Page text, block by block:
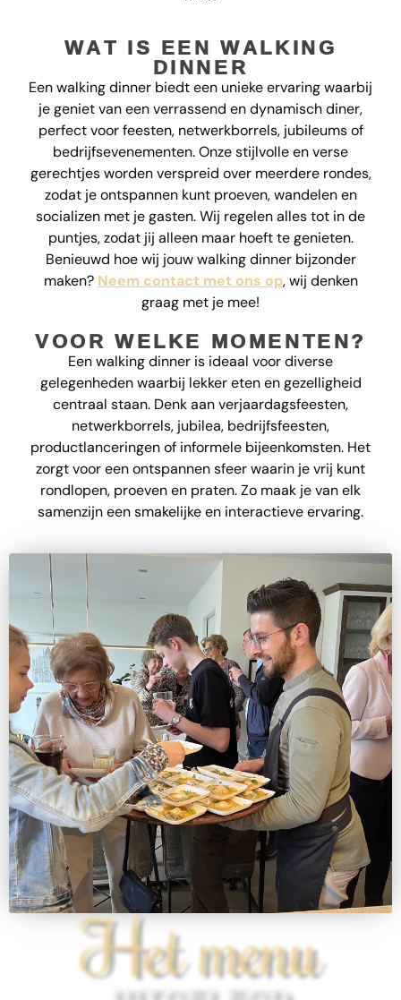
WAT IS EEN WALKING
DINNER
Een walking dinner biedt een unieke ervaring waarbij
je geniet van een verrassend en dynamisch diner,
perfect voor feesten, netwerkborrels, jubileums of
bedrijfsevenementen. Onze stijlvolle en verse
gerechtjes worden verspreid over meerdere rondes,
zodat je ontspannen kunt proeven, wandelen en
socializen met je gasten. Wij regelen alles tot in de
puntjes, zodat jij alleen maar hoeft te genieten.
Benieuwd hoe wij jouw walking dinner bijzonder
maken? Neem contact met ons op, wij denken
graag met je mee!
VOOR WELKE MOMENTEN?
Een walking dinner is ideaal voor diverse
gelegenheden waarbij lekker eten en gezelligheid
centraal staan. Denk aan verjaardagsfeesten,
netwerkborrels, jubilea, bedrijfsfeesten,
productlanceringen of informele bijeenkomsten. Het
zorgt voor een ontspannen sfeer waarin je vrij kunt
rondlopen, proeven en praten. Zo maak je van elk
samenzijn een smakelijke en interactieve ervaring.
Het menu